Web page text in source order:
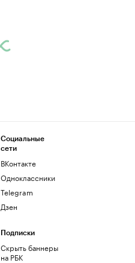
Социальные
сети
ВКонтакте
Одноклассники
Telegram
Дзен
Подписки
Скрыть баннеры
на РБК